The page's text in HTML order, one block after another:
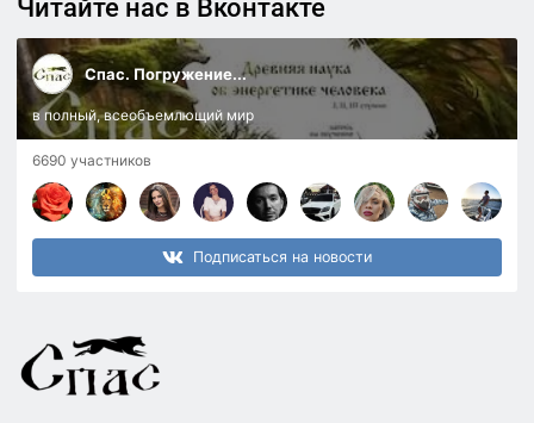
Читайте нас в Вконтакте
Спас. Погружение...
в полный, всеобъемлющий мир
6690 участников
Подписаться на новости